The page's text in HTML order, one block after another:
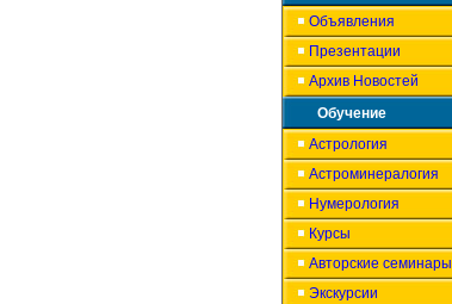
Объявления
Презентации
Архив Новостей
Обучение
Астрология
Астроминералогия
Нумерология
Курсы
Авторские семинары
Экскурсии